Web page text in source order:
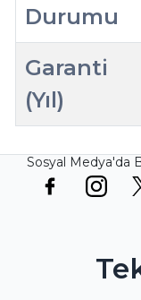
Durumu
Garanti
(Yıl)
Sosyal Medya'da